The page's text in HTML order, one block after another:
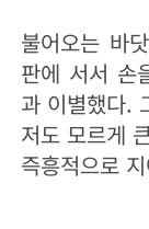
불어오는 바
판에 서서 손
과 이별했다.
저도 모르게
즉흥적으로